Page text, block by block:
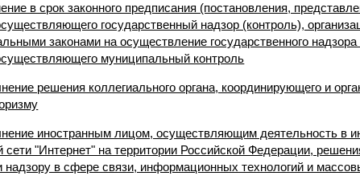
в срок законного предписания (постановления,
государственный надзор (контроль),
законами на осуществление государственного
муниципальный контроль
решения коллегиального органа, координирующего и
иностранным лицом, осуществляющим деятельность в
сети "Интернет" на территории Российской Федерации,
надзору в сфере связи, информационных технологий и